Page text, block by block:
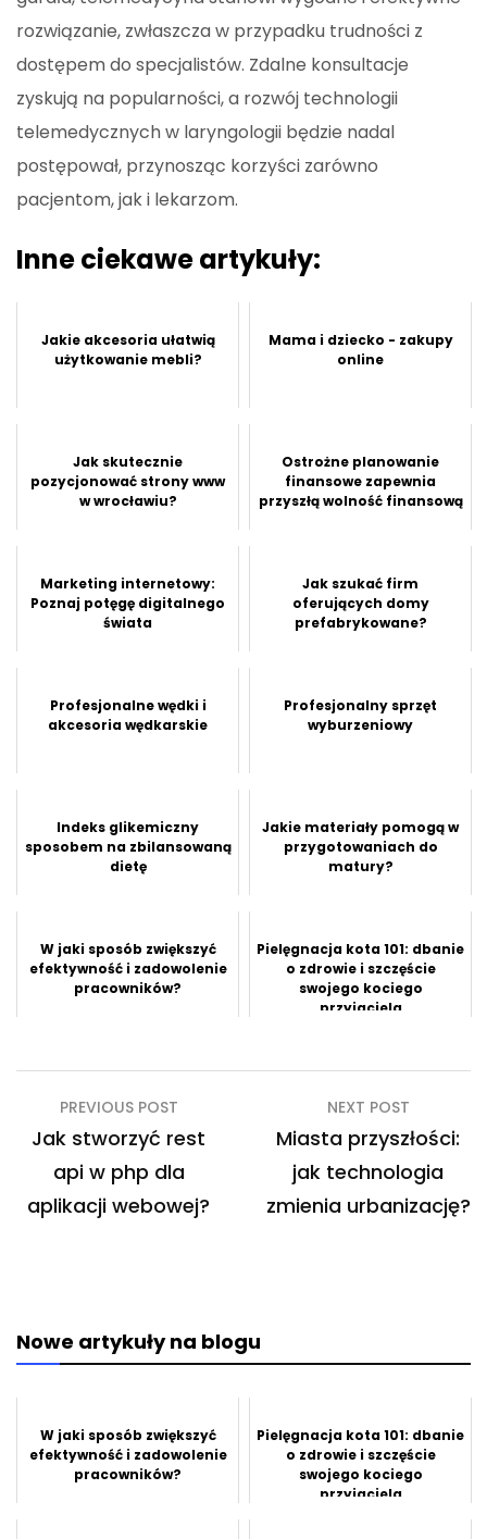
rozwiązanie, zwłaszcza w przypadku trudności z
dostępem do specjalistów. Zdalne konsultacje
zyskują na popularności, a rozwój technologii
telemedycznych w laryngologii będzie nadal
postępował, przynosząc korzyści zarówno
pacjentom, jak i lekarzom.
Inne ciekawe artykuły:
Jakie akcesoria ułatwią
użytkowanie mebli?
Mama i dziecko - zakupy
online
Jak skutecznie
pozycjonować strony www
w wrocławiu?
Ostrożne planowanie
finansowe zapewnia
przyszłą wolność finansową
Marketing internetowy:
Poznaj potęgę digitalnego
świata
Jak szukać firm
oferujących domy
prefabrykowane?
Profesjonalne wędki i
akcesoria wędkarskie
Profesjonalny sprzęt
wyburzeniowy
Indeks glikemiczny
sposobem na zbilansowaną
dietę
Jakie materiały pomogą w
przygotowaniach do
matury?
W jaki sposób zwiększyć
efektywność i zadowolenie
pracowników?
Pielęgnacja kota 101: dbanie
o zdrowie i szczęście
swojego kociego
przyjaciela
Nawigacja
wpisu
PREVIOUS POST
Jak stworzyć rest
api w php dla
aplikacji webowej?
NEXT POST
Miasta przyszłości:
jak technologia
zmienia urbanizację?
Nowe artykuły na blogu
W jaki sposób zwiększyć
efektywność i zadowolenie
pracowników?
Pielęgnacja kota 101: dbanie
o zdrowie i szczęście
swojego kociego
przyjaciela